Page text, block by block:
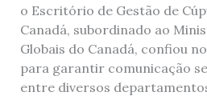
o Escritório de Gestão de
Canadá, subordinado ao
Globais do Canadá, confiou
para garantir comunicação
entre diversos